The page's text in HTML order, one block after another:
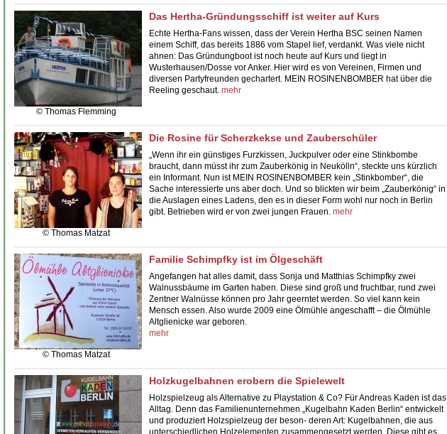
© Thomas Flemming
Das Hertha-Gründungsschiff ist weiter auf Kurs
Echte Hertha-Fans wissen, dass der Verein Hertha BSC seinen Namen
einem Schiff, das bereits 1886 vom Stapel lief, verdankt. Was viele nicht
ahnen: Das Gründungbootist noch heute auf Kurs und liegt in
Wusterhausen/Dosse vor Anker. Hier wird es von Vereinen, Firmen und
diversen Partyfreunden gechartert. MEIN ROSINENBOMBER hat über die
Reeling geschaut. mehr
© Thomas Matzat
Die Rosine für Scherzkekse und Zauberschüler
„Wenn ihr ein günstiges Furzkissen, Juckpulver oder eine Stinkbombe
braucht, dann müsst ihr zum Zauberkönig in Neukölln“, steckte uns kürzlich
ein Informant. Nun ist MEIN ROSINENBOMBER kein „Stinkbomber“, die
Sache interessierte uns aber doch. Und so blickten wir beim „Zauberkönig“ in
die Auslagen eines Ladens, den es in dieser Form wohl nur noch in Berlin
gibt. Betrieben wird er von zwei jungen Frauen. mehr
© Thomas Matzat
Familie Schimpfky ist im Ölgeschäft
Angefangen hat alles damit, dass Sonja und Matthias Schimpfky zwei
Walnussbäume im Garten haben. Diese sind groß und fruchtbar, rund zwei
Zentner Walnüsse können pro Jahr geerntet werden. So viel kann kein
Mensch essen. Also wurde 2009 eine Ölmühle angeschafft – die Ölmühle
Altglienicke war geboren.
mehr
Holzkugelbahnen erobern die Spielewelt
Holzspielzeug als Alternative zu Playstation & Co? Für Andreas Kaden ist das
Alltag. Denn das Familienunternehmen „Kugelbahn Kaden Berlin“ entwickelt
und produziert Holzspielzeug der beson- deren Art: Kugelbahnen , die aus
unterschiedlichen Holzelementen zusammengesetzt werden. Diese gibt es